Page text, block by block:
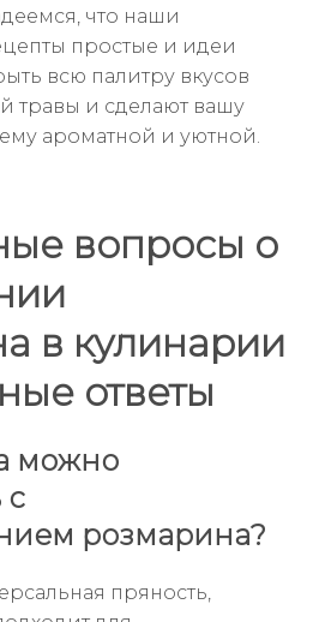
что наши
простые и идеи
всю палитру вкусов
травы и сделают вашу
ароматной и уютной.
вопросы о
в кулинарии
ответы
можно
с
розмарина?
пряность,